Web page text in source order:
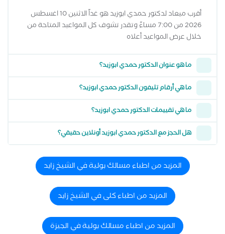
أقرب ميعاد لدكتور حمدي ابوزيد هو غداً الاثنين 10 اغسطس
2026 من 7:00 مساءً وتقدر تشوف كل المواعيد المتاحة من
خلال عرض المواعيد أعلاه
ما هو عنوان الدكتور حمدي ابوزيد؟
ما هي أرقام تليفون الدكتور حمدي ابوزيد؟
ما هي تقييمات الدكتور حمدي ابوزيد؟
هل الحجز مع الدكتور حمدي ابوزيد أونلاين حقيقي؟
المزيد من اطباء مسالك بولية في الشيخ زايد
المزيد من اطباء كلى في الشيخ زايد
المزيد من اطباء مسالك بولية في الجيزة